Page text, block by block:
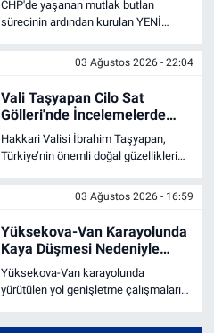
CHP'de yaşanan mutlak butlan
sürecinin ardından kurulan YENİ
sürerken, Hakkâri İl Başkanlığı
görevine Suzan Çakırbeyli atandı.
03 Ağustos 2026 - 22:04
Vali Taşyapan Cilo Sat
Gölleri'nde İncelemelerde
Bulundu
Hakkari Valisi İbrahim Taşyapan,
Türkiye’nin önemli doğal güzellikleri
bölgesini ziyaret ederek
incelemelerde bulundu.
03 Ağustos 2026 - 16:59
Yüksekova-Van Karayolunda
Kaya Düşmesi Nedeniyle
Araç Kuyruğu Oluştu
Yüksekova-Van karayolunda
yürütülen yol genişletme çalışmaları
parçaları nedeniyle ulaşımda aksama